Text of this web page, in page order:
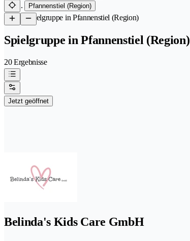
Pfannenstiel (Region)
/Spielgruppe in Pfannenstiel (Region)
Spielgruppe in Pfannenstiel (Region)
20 Ergebnisse
Jetzt geöffnet
Belinda's Kids Care GmbH